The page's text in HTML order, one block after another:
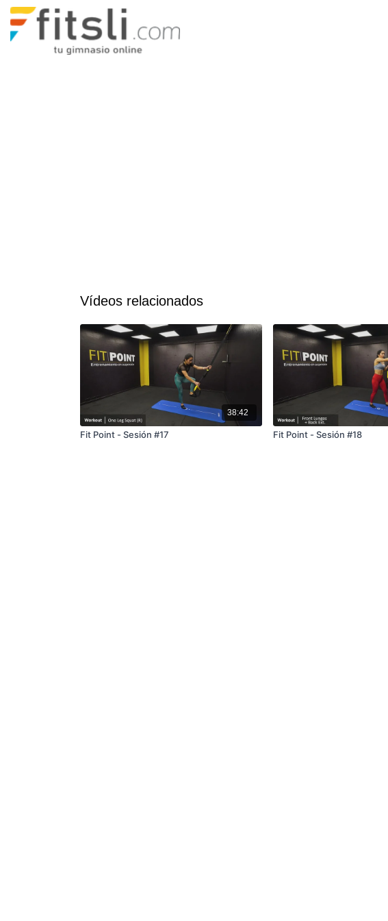
Vídeos relacionados
38:42
Fit Point - Sesión #17 Fit Point - Sesión #18